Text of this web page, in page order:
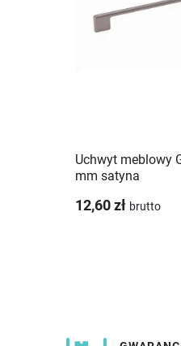
Uchwyt meblowy
mm satyna
12,60 zł brutto